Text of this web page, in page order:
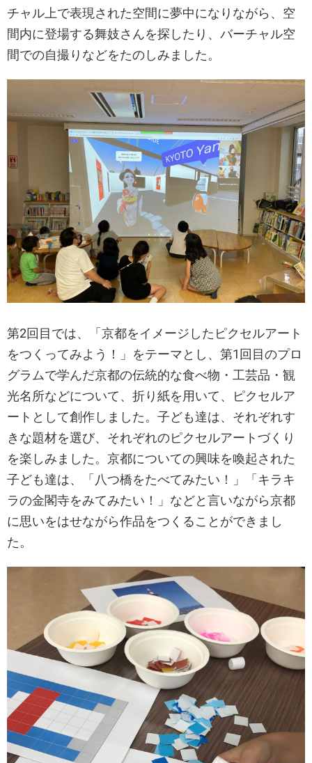
チャル上で表現された空間に夢中になりながら、空
間内に登場する舞妓さんを探したり、バーチャル空
間での自撮りなどをたのしみました。
第2回目では、「京都をイメージしたピクセルアート
をつくってみよう！」をテーマとし、第1回目のプロ
グラムで学んだ京都の伝統的な食べ物・工芸品・観
光名所などについて、折り紙を用いて、ピクセルア
ートとして創作しました。子ども達は、それぞれす
きな題材を選び、それぞれのピクセルアートづくり
を楽しみました。京都についての興味を喚起された
子ども達は、「八つ橋をたべてみたい！」「キラキ
ラの金閣寺をみてみたい！」などと言いながら京都
に思いをはせながら作品をつくることができまし
た。